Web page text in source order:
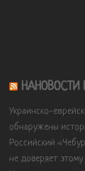
НАНОВОСТИ
Украинско-
обнаружены
Российский
не доверяет